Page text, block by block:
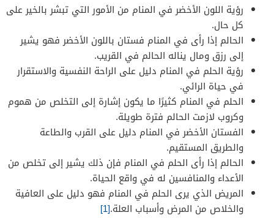
رؤية اللون الأخضر في المنام من الأمور التي تبشر بالخير على
كل حال.
الحالم إذا رأى في المنام فستان باللون الأخضر فهو يشير
إلى رزق ومال يناله الحالم في القريب.
رؤية الحلم في المنام دليل على الراحة النفسية والاستقرار
في حياة الرائي.
الحلم في المنام كثيرًا ما يكون إشارة إلى التخلص من هموم
وكروب لازمت الحالم فترة طويلة.
الفستان الأخضر في المنام دليل على القرب والطاعة
والطريق المستقيم.
الحالم إذا رأى الحلم في المنام فإن ذلك يشير إلى تخلص من
الأعداء والمنافسين له في واقع الحياة.
المريض الذي يرى الحلم في المنام فهو دليل على العافية
والخلاص من المرض وأسباب العلة.[1]